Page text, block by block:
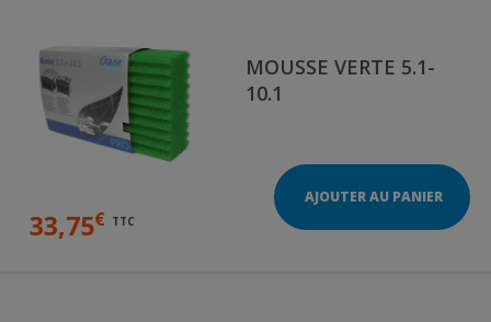
MOUSSE VERTE 5.1-
10.1
33,75€ TTC
AJOUTER AU PANIER